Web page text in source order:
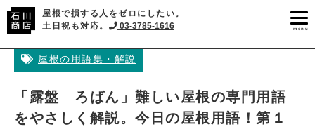
屋根で損する人をゼロにしたい。
土日祝も対応。
03-3785-1616 menu
屋根の用語集・解説
「露盤 ろばん」難しい屋根の専門用語
をやさしく解説。今日の屋根用語！第１